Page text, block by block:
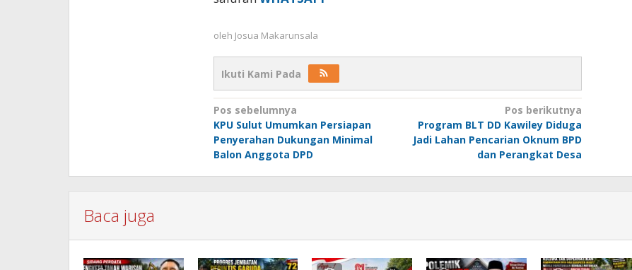
oleh Josua Makarunsala
Ikuti Kami Pada
Navigasi
pos
Pos sebelumnya
KPU Sulut Umumkan Persiapan
Penyerahan Dukungan Minimal
Balon Anggota DPD
Pos berikutnya
Program BLT DD Kawiley Diduga
Jadi Lahan Pencarian Oknum BPD
dan Perangkat Desa
Baca juga